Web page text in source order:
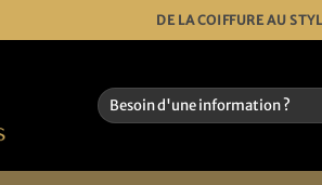
DE LA COIFFURE AU